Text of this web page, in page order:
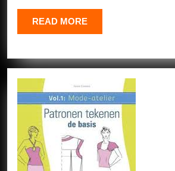
READ MOREREAD
MORE